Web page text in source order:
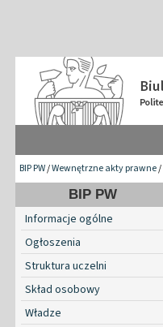
BIP PW/Wewnętrzne akty prawne/
BIP PW
Informacje ogólne
Ogłoszenia
Struktura uczelni
Skład osobowy
Władze